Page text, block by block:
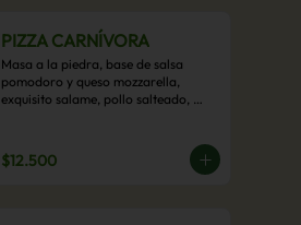
PIZZA CARNÍVORA
Masa a la piedra, base de salsa
pomodoro y queso mozzarella,
exquisito salame, pollo salteado,
$12.500